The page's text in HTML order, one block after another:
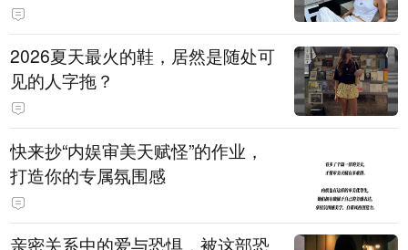
2026夏天最火的鞋，居然是随处可
见的人字拖？
快来抄“内娱审美天赋怪”的作业，
打造你的专属氛围感
亲密关系中的爱与恐惧，被这部恐